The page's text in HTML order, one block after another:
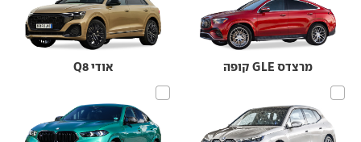
מרצדס GLE קופה אודי Q8